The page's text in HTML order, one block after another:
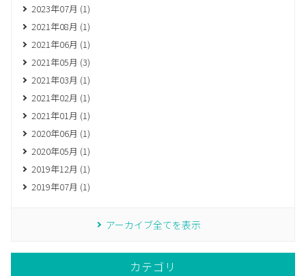
2023年07月 (1)
2021年08月 (1)
2021年06月 (1)
2021年05月 (3)
2021年03月 (1)
2021年02月 (1)
2021年01月 (1)
2020年06月 (1)
2020年05月 (1)
2019年12月 (1)
2019年07月 (1)
アーカイブ全てを表示
カテゴリ